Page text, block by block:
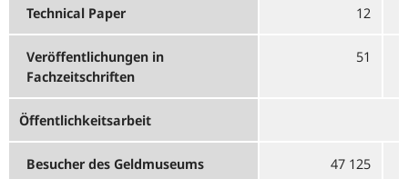
Technical Paper 12
Veröffentlichungen in
Fachzeitschriften
51
Öffentlichkeitsarbeit
Besucher des Geldmuseums 47 125